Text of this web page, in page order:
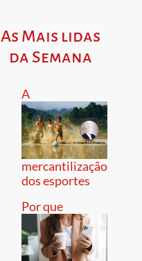
As Mais lidas
da Semana
A
mercantilização
dos esportes
Por que